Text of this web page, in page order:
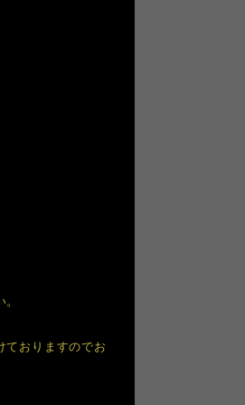
ておりますのでお